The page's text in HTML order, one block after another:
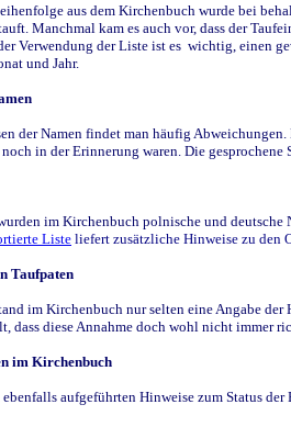
aus dem Kirchenbuch wurde bei
Manchmal kam es auch vor, dass der
Verwendung der Liste ist es wichtig, einen
und Jahr.
der Namen findet man häufig
in der Erinnerung waren. Die
im Kirchenbuch polnische und deutsche
Liste liefert zusätzliche Hinweise zu den
Taufpaten
im Kirchenbuch nur selten eine Angabe
dass diese Annahme doch wohl nicht immer
im Kirchenbuch
aufgeführten Hinweise zum Status